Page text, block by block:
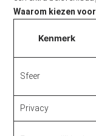
Waarom kiezen
Kenmerk
Sfeer
Privacy